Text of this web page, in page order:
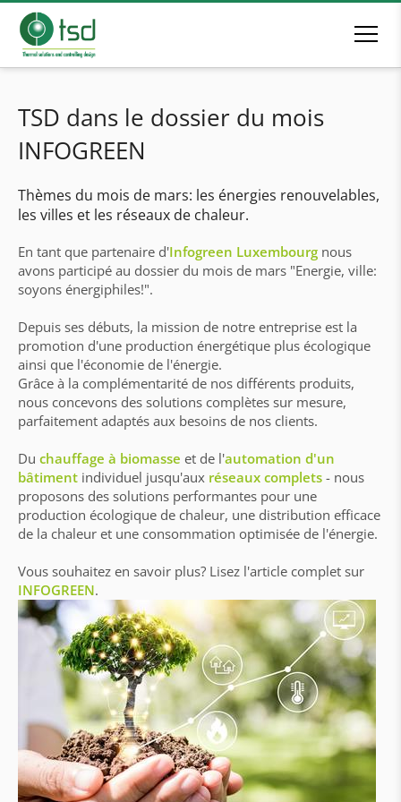
TSD dans le dossier du mois
INFOGREEN
Thèmes du mois de mars: les énergies renouvelables,
les villes et les réseaux de chaleur.
En tant que partenaire d'Infogreen Luxembourg nous
avons participé au dossier du mois de mars "Energie, ville:
soyons énergiphiles!".
Depuis ses débuts, la mission de notre entreprise est la
promotion d'une production énergétique plus écologique
ainsi que l'économie de l'énergie.
Grâce à la complémentarité de nos différents produits,
nous concevons des solutions complètes sur mesure,
parfaitement adaptés aux besoins de nos clients.
Du chauffage à biomasse et de l'automation d'un
bâtiment individuel jusqu'aux réseaux complets - nous
proposons des solutions performantes pour une
production écologique de chaleur, une distribution efficace
de la chaleur et une consommation optimisée de l'énergie.
Vous souhaitez en savoir plus? Lisez l'article complet sur
INFOGREEN.